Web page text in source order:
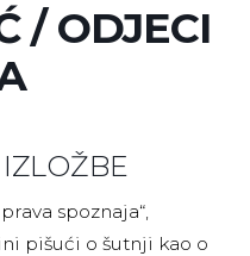
/ ODJECI
spoznaja“,
pišući o šutnji kao o